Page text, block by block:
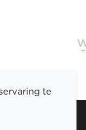
te